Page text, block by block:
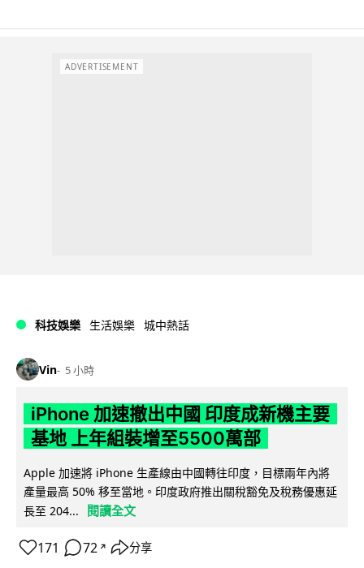
ADVERTISEMENT
科技娛樂 生活娛樂 城中熱話
Vin 5 小時
iPhone 加速撤出中國 印度成新機主要
基地 上年組裝增至5500萬部
Apple 加速將 iPhone 生產線由中國轉往印度，目標兩年內將
產量最高 50% 移至當地。印度政府推出關稅豁免及稅務優惠延
長至 204...
閱讀全文
171 72 ↗ 分享